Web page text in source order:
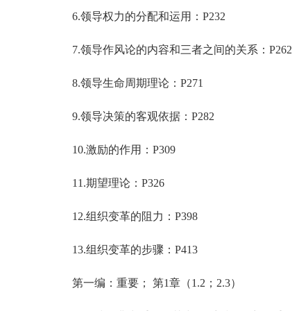
6.领导权力的分配和运用：P232
7.领导作风论的内容和三者之间的关系：P262
8.领导生命周期理论：P271
9.领导决策的客观依据：P282
10.激励的作用：P309
11.期望理论：P326
12.组织变革的阻力：P398
13.组织变革的步骤：P413
第一编：重要； 第1章（1.2；2.3）